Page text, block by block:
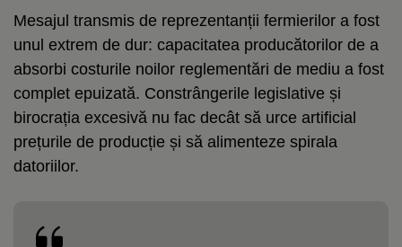
Mesajul transmis de reprezentanții fermierilor a fost
unul extrem de dur: capacitatea producătorilor de a
absorbi costurile noilor reglementări de mediu a fost
complet epuizată. Constrângerile legislative și
birocrația excesivă nu fac decât să urce artificial
prețurile de producție și să alimenteze spirala
datoriilor.